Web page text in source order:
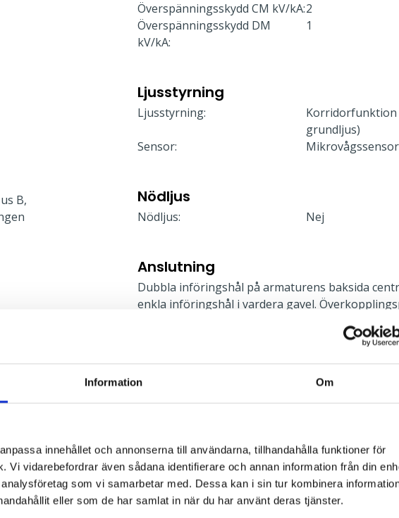
Information Om
innehållet och annonserna till användarna, tillhandahålla funktioner för
Vi vidarebefordrar även sådana identifierare och annan information från din
som vi samarbetar med. Dessa kan i sin tur kombinera
eller som de har samlat in när du har använt deras tjänster.
B,
Överspänningsskydd CM kV/kA:2
Överspänningsskydd DM
kV/kA:
1
Ljusstyrning
Ljusstyrning:
Korridorfunktion
grundljus)
Sensor:
Nödljus
Nödljus: Nej
Anslutning
Dubbla införingshål på armaturens baksida
enkla införingshål i vardera gavel.
5x2x2,5mm² i armaturens centrum med 3-fas
Montage
Kupan demonteras utan verktyg. Införingshål i
för utanpåliggande kabel. Tvärställda nyckehål,
mm. Skyddsrumsbygel, linfäste och pendelsats
tillbehör. Mer information finns i
Typ av montage: Dikt tak